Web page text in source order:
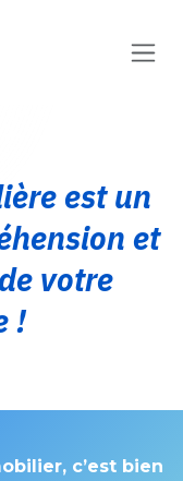
est un
et
votre
!
c’est bien